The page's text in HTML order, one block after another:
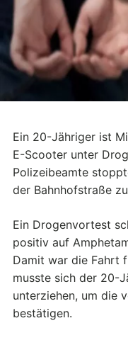
Ein 20-Jähriger ist
E-Scooter unter
Polizeibeamte
der Bahnhofstraße
Ein Drogenvortest
positiv auf
Damit war die Fahrt
musste sich der 20-
unterziehen, um die
bestätigen.